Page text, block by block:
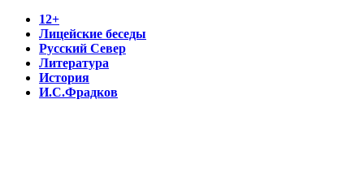
12+
Лицейские беседы
Русский Север
Литература
История
И.С.Фрадков